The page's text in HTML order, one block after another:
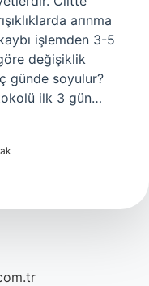
arınma
işlemden 3-5
değişiklik
günde soyulur?
ilk 3 gün…